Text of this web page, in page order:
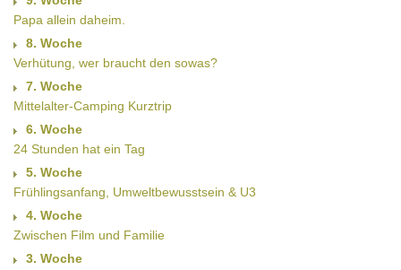
Papa allein daheim.
8. Woche
Verhütung, wer braucht den sowas?
7. Woche
Mittelalter-Camping Kurztrip
6. Woche
24 Stunden hat ein Tag
5. Woche
Frühlingsanfang, Umweltbewusstsein & U3
4. Woche
Zwischen Film und Familie
3. Woche